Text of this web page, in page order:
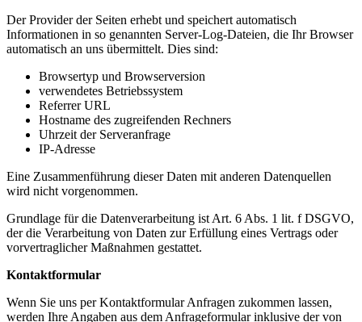
Der Provider der Seiten erhebt und speichert automatisch
Informationen in so genannten Server-Log-Dateien, die Ihr Browser
automatisch an uns übermittelt. Dies sind:
Browsertyp und Browserversion
verwendetes Betriebssystem
Referrer URL
Hostname des zugreifenden Rechners
Uhrzeit der Serveranfrage
IP-Adresse
Eine Zusammenführung dieser Daten mit anderen Datenquellen
wird nicht vorgenommen.
Grundlage für die Datenverarbeitung ist Art. 6 Abs. 1 lit. f DSGVO,
der die Verarbeitung von Daten zur Erfüllung eines Vertrags oder
vorvertraglicher Maßnahmen gestattet.
Kontaktformular
Wenn Sie uns per Kontaktformular Anfragen zukommen lassen,
werden Ihre Angaben aus dem Anfrageformular inklusive der von